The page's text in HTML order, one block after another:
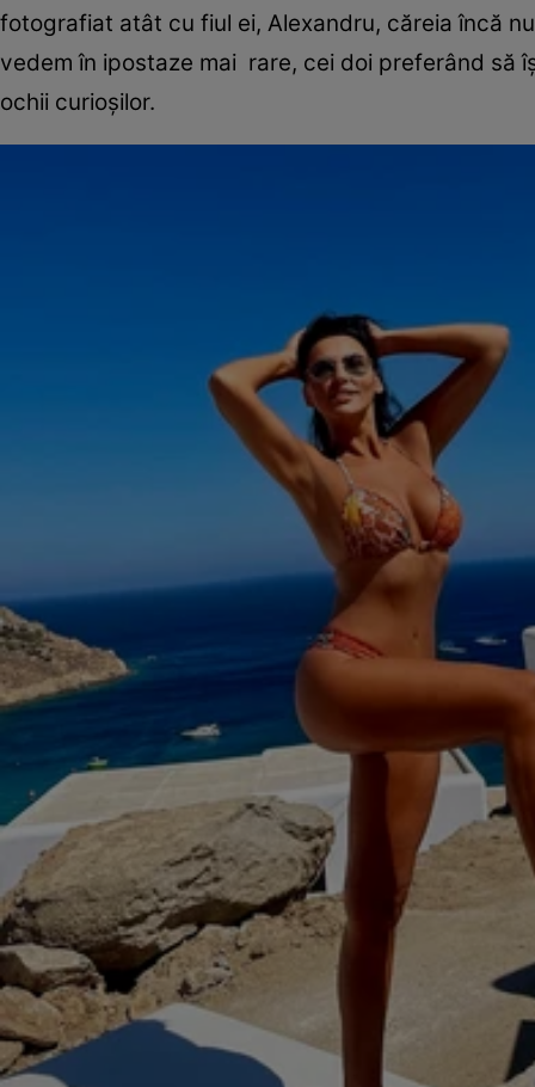
fotografiat atât cu fiul ei, Alexandru, căreia încă
vedem în ipostaze mai rare, cei doi preferând
ochii curioșilor.